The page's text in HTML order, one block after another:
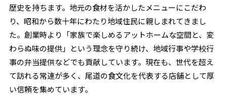
歴史を持ちます。地元の食材を活かしたメニューにこだわ
り、昭和から数十年にわたり地域住民に親しまれてきまし
た。創業時より「家族で楽しめるアットホームな空間と、変
わらぬ味の提供」という理念を守り続け、地域行事や学校行
事の弁当提供などでも貢献しています。現在も、世代を超え
て訪れる常連が多く、尾道の食文化を代表する店舗として厚
い信頼を集めています。